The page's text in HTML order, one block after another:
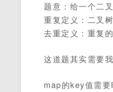
题意：给一个二
重复定义：二叉
去重定义：重复
这道题其实需要
map的key值需要